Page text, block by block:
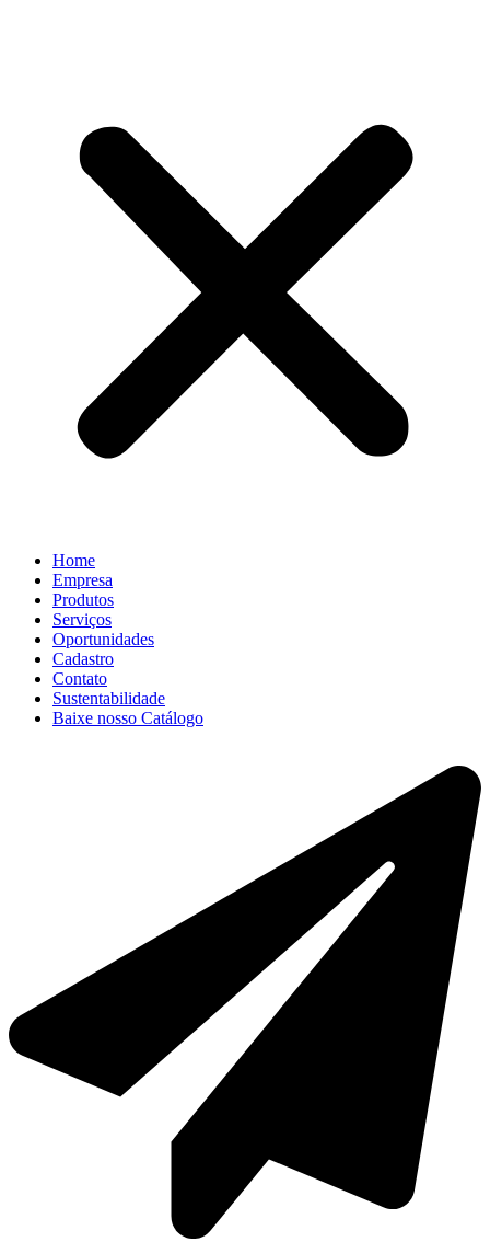
Home
Empresa
Produtos
Serviços
Oportunidades
Cadastro
Contato
Sustentabilidade
Baixe nosso Catálogo